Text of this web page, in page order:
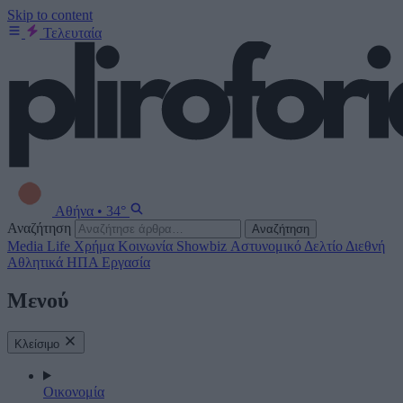
Skip to content
Τελευταία
Αθήνα • 34°
Αναζήτηση
Αναζήτηση
Media Life Χρήμα Κοινωνία Showbiz Αστυνομικό Δελτίο Διεθνή
Αθλητικά ΗΠΑ Εργασία
Μενού
Κλείσιμο
Οικονομία